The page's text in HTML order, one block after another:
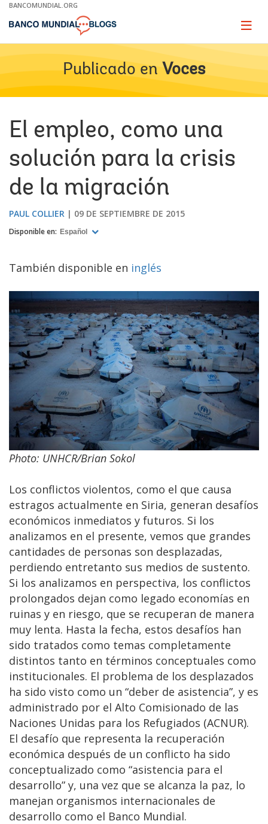
Skip
Main
BANCOMUNDIAL.ORG
Page
Publicado en Voces
El empleo, como una
solución para la crisis
de la migración
PAUL COLLIER 09 DE SEPTIEMBRE DE 2015
Disponible en: Español
También disponible en inglés
Photo: UNHCR/Brian Sokol
Los conflictos violentos, como el que causa
estragos actualmente en Siria, generan desafíos
económicos inmediatos y futuros. Si los
analizamos en el presente, vemos que grandes
cantidades de personas son desplazadas,
perdiendo entretanto sus medios de sustento.
Si los analizamos en perspectiva, los conflictos
prolongados dejan como legado economías en
ruinas y en riesgo, que se recuperan de manera
muy lenta. Hasta la fecha, estos desafíos han
sido tratados como temas completamente
distintos tanto en términos conceptuales como
institucionales. El problema de los desplazados
ha sido visto como un “deber de asistencia”, y es
administrado por el Alto Comisionado de las
Naciones Unidas para los Refugiados (ACNUR).
El desafío que representa la recuperación
económica después de un conflicto ha sido
conceptualizado como “asistencia para el
desarrollo” y, una vez que se alcanza la paz, lo
manejan organismos internacionales de
desarrollo como el Banco Mundial.